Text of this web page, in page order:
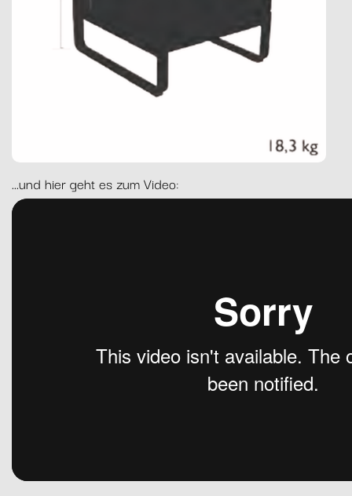
...und hier geht es zum Video: